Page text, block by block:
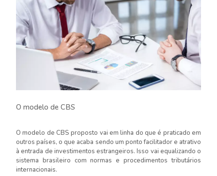
O modelo de CBS
O modelo de CBS proposto vai em linha do que é praticado em
outros países, o que acaba sendo um ponto facilitador e atrativo
à entrada de investimentos estrangeiros. Isso vai equalizando o
sistema brasileiro com normas e procedimentos tributários
internacionais.